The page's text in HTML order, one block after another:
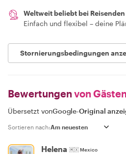
Weltweit beliebt bei Reisenden
Einfach und flexibel – deine
Stornierungsbedingungen
Bewertungen von Gästen
Übersetzt vonGoogle-Original
Sortieren nach:
Helena 🇲🇽Mexico